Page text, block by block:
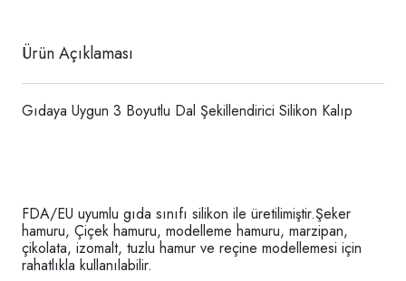
Ürün Açıklaması
Gıdaya Uygun 3 Boyutlu Dal Şekillendirici Silikon Kalıp
FDA/EU uyumlu gıda sınıfı silikon ile üretilimiştir.Şeker
hamuru, Çiçek hamuru, modelleme hamuru, marzipan,
çikolata, izomalt, tuzlu hamur ve reçine modellemesi için
rahatlıkla kullanılabilir.